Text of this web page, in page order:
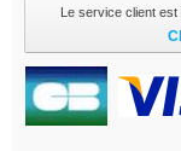
Le service client